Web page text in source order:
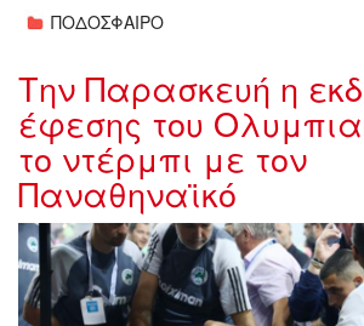
ΠΟΔΟΣΦΑΙΡΟ
Την Παρασκευή η
έφεσης του
το ντέρμπι με τον
Παναθηναϊκό
olumpiakos-